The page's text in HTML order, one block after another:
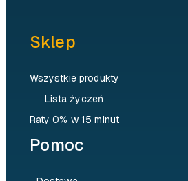
Sklep
Wszystkie produkty
Lista życzeń
Raty 0% w 15 minut
Pomoc